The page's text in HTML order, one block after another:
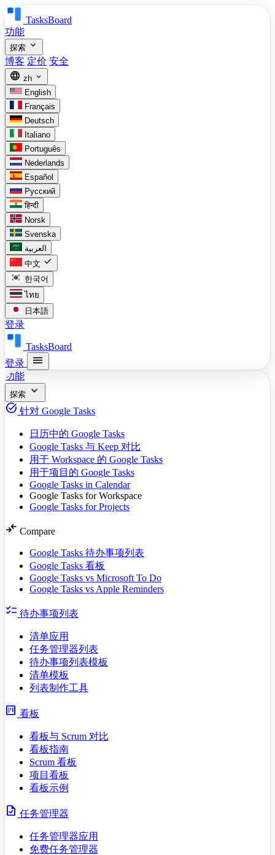
TasksBoard
功能
探索 expand_more
博客 定价 安全
language zh expand_more
English
Français
Deutsch
Italiano
Português
Nederlands
Español
Русский
हिन्दी
Norsk
Svenska
العربية
中文 check
한국어
ไทย
日本語
登录
TasksBoard
登录
menu
功能
探索 expand_more
task_alt 针对 Google Tasks
日历中的 Google Tasks
Google Tasks 与 Keep 对比
用于 Workspace 的 Google Tasks
用于项目的 Google Tasks
Google Tasks in Calendar
Google Tasks for Workspace
Google Tasks for Projects
compare_arrows Compare
Google Tasks 待办事项列表
Google Tasks 看板
Google Tasks vs Microsoft To Do
Google Tasks vs Apple Reminders
checklist 待办事项列表
清单应用
任务管理器列表
待办事项列表模板
清单模板
列表制作工具
view_kanban 看板
看板与 Scrum 对比
看板指南
Scrum 看板
项目看板
看板示例
task 任务管理器
任务管理器应用
免费任务管理器